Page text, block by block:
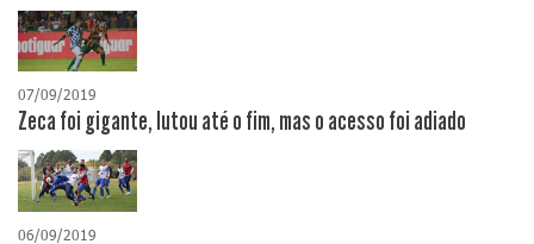
07/09/2019
Zeca foi gigante, lutou até o fim, mas o acesso foi adiado
06/09/2019